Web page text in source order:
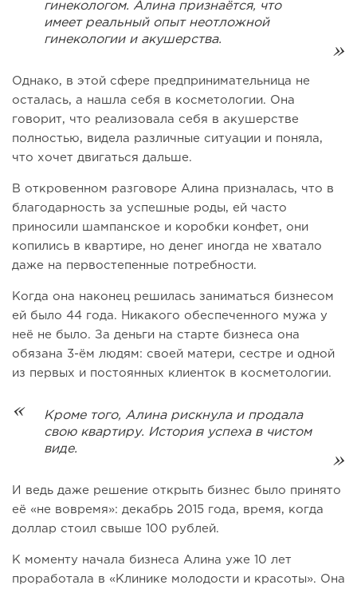
гинекологом. Алина признаётся, что
имеет реальный опыт неотложной
гинекологии и акушерства.
Однако, в этой сфере предпринимательница не
осталась, а нашла себя в косметологии. Она
говорит, что реализовала себя в акушерстве
полностью, видела различные ситуации и поняла,
что хочет двигаться дальше.
В откровенном разговоре Алина призналась, что в
благодарность за успешные роды, ей часто
приносили шампанское и коробки конфет, они
копились в квартире, но денег иногда не хватало
даже на первостепенные потребности.
Когда она наконец решилась заниматься бизнесом
ей было 44 года. Никакого обеспеченного мужа у
неё не было. За деньги на старте бизнеса она
обязана 3-ём людям: своей матери, сестре и одной
из первых и постоянных клиенток в косметологии.
Кроме того, Алина рискнула и продала
свою квартиру. История успеха в чистом
виде.
И ведь даже решение открыть бизнес было принято
её «не вовремя»: декабрь 2015 года, время, когда
доллар стоил свыше 100 рублей.
К моменту начала бизнеса Алина уже 10 лет
проработала в «Клинике молодости и красоты». Она